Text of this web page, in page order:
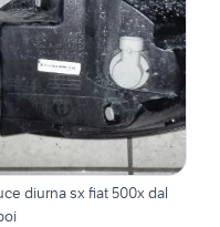
diurna sx fiat 500x dal